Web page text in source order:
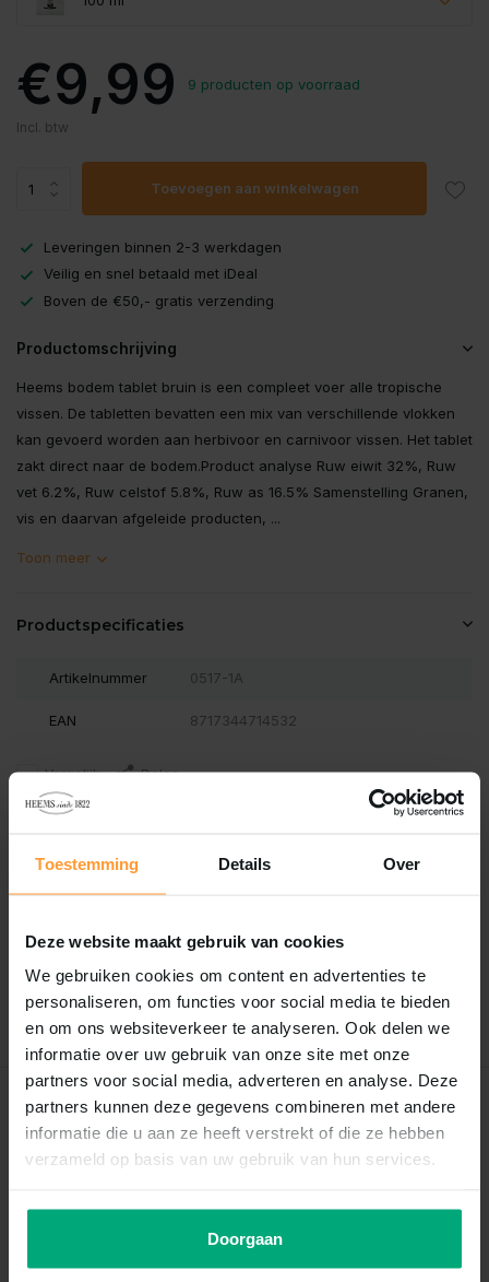
Toestemming Details Over
Deze website maakt gebruik van cookies
We gebruiken cookies om content en advertenties te
personaliseren, om functies voor social media te bieden
en om ons websiteverkeer te analyseren. Ook delen we
informatie over uw gebruik van onze site met onze
partners voor social media, adverteren en analyse. Deze
partners kunnen deze gegevens combineren met andere
informatie die u aan ze heeft verstrekt of die ze hebben
verzameld op basis van uw gebruik van hun services.
Doorgaan
€9,99 9 producten op voorraad
Incl. btw
Toevoegen aan winkelwagen
Leveringen binnen 2-3 werkdagen
Veilig en snel betaald met iDeal
Boven de €50,- gratis verzending
Productomschrijving
Heems bodem tablet bruin is een compleet voer alle tropische
vissen. De tabletten bevatten een mix van verschillende vlokken
kan gevoerd worden aan herbivoor en carnivoor vissen. Het tablet
zakt direct naar de bodem.Product analyse Ruw eiwit 32%, Ruw
vet 6.2%, Ruw celstof 5.8%, Ruw as 16.5% Samenstelling Granen,
vis en daarvan afgeleide producten, ...
Toon meer
Productspecificaties
Artikelnummer 0517-1A
EAN 8717344714532
Vergelijk Delen
Reviews
Er zijn nog geen reviews geschreven over dit product..
Schrijf je eigen review
Recent bekeken